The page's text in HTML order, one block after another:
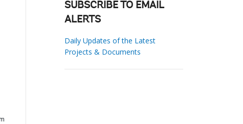
SUBSCRIBE TO EMAIL
ALERTS
Daily Updates of the Latest
Projects & Documents